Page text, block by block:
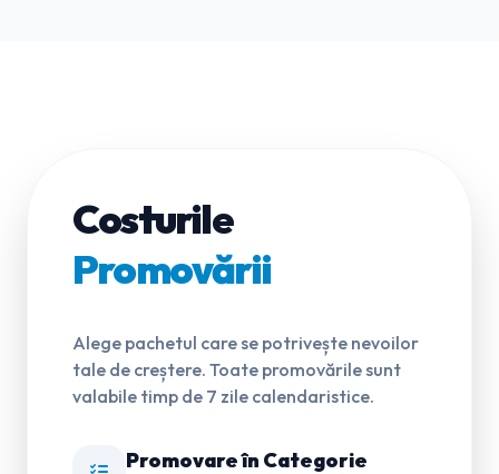
Costurile
Promovării
Alege pachetul care se potrivește nevoilor
tale de creștere. Toate promovările sunt
valabile timp de 7 zile calendaristice.
Promovare în Categorie